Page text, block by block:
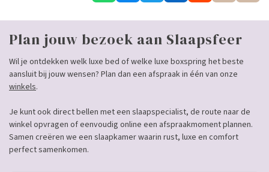
Plan jouw bezoek aan Slaapsfeer
Wil je ontdekken welk luxe bed of welke luxe boxspring het beste
aansluit bij jouw wensen? Plan dan een afspraak in één van onze
winkels.
Je kunt ook direct bellen met een slaapspecialist, de route naar de
winkel opvragen of eenvoudig online een afspraakmoment plannen.
Samen creëren we een slaapkamer waarin rust, luxe en comfort
perfect samenkomen.